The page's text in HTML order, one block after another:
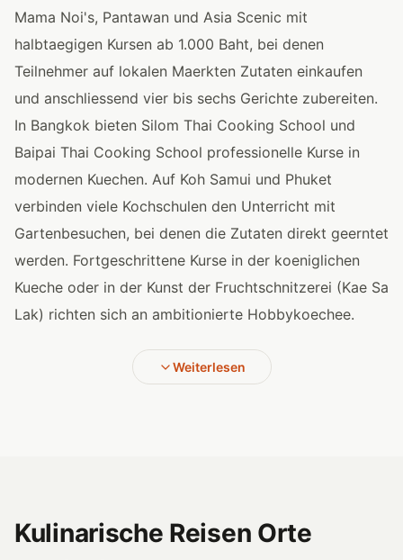
Mama Noi's, Pantawan und Asia Scenic mit
halbtaegigen Kursen ab 1.000 Baht, bei denen
Teilnehmer auf lokalen Maerkten Zutaten einkaufen
und anschliessend vier bis sechs Gerichte zubereiten.
In Bangkok bieten Silom Thai Cooking School und
Baipai Thai Cooking School professionelle Kurse in
modernen Kuechen. Auf Koh Samui und Phuket
verbinden viele Kochschulen den Unterricht mit
Gartenbesuchen, bei denen die Zutaten direkt geerntet
werden. Fortgeschrittene Kurse in der koeniglichen
Kueche oder in der Kunst der Fruchtschnitzerei (Kae Sa
Lak) richten sich an ambitionierte Hobbykoechee.
Weiterlesen
Kulinarische Reisen Orte